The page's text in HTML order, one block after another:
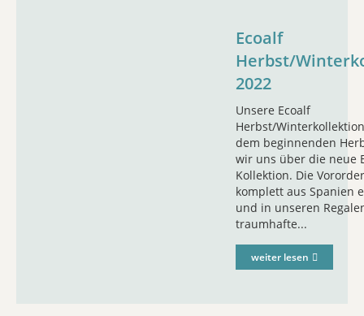
Ecoalf
Herbst/
2022
Unsere Ecoalf
Herbst/
dem beginnenden
wir uns über die neue
Kollektion. Die
komplett aus Spanien
und in unseren
traumhafte...
weiter lesen